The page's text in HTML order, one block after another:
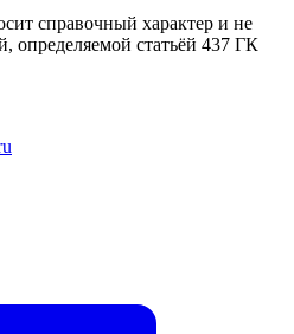
справочный характер и не
определяемой статьёй 437 ГК